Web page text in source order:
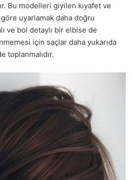
Bu modelleri giyilen kıyafet ve
uyarlamak daha doğru
ve bol detaylı bir elbise de
için saçlar daha yukarıda
toplanmalıdır.